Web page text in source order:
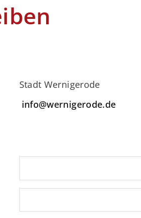
Stadt Wernigerode
info@wernigerode.de